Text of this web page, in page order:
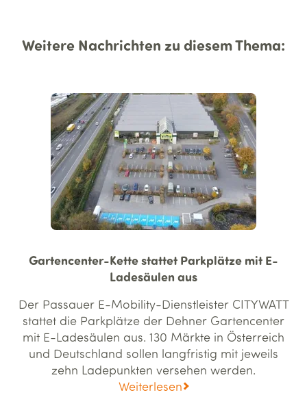
Weitere Nachrichten zu diesem Thema:
Gartencenter-Kette stattet Parkplätze mit E-
Ladesäulen aus
Der Passauer E-Mobility-Dienstleister CITYWATT
stattet die Parkplätze der Dehner Gartencenter
mit E-Ladesäulen aus. 130 Märkte in Österreich
und Deutschland sollen langfristig mit jeweils
zehn Ladepunkten versehen werden.
Weiterlesen